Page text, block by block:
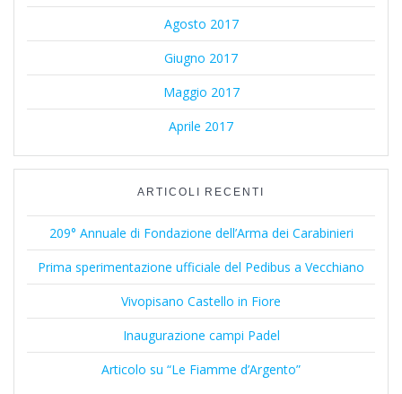
Agosto 2017
Giugno 2017
Maggio 2017
Aprile 2017
ARTICOLI RECENTI
209° Annuale di Fondazione dell’Arma dei Carabinieri
Prima sperimentazione ufficiale del Pedibus a Vecchiano
Vivopisano Castello in Fiore
Inaugurazione campi Padel
Articolo su “Le Fiamme d’Argento”